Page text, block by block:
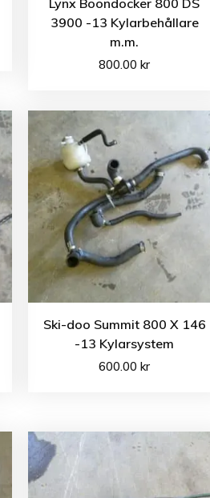
3900 -13 Kylarbehållare
m.m.
800.00kr
Ski-doo Summit 800 X 146
-13 Kylarsystem
600.00kr